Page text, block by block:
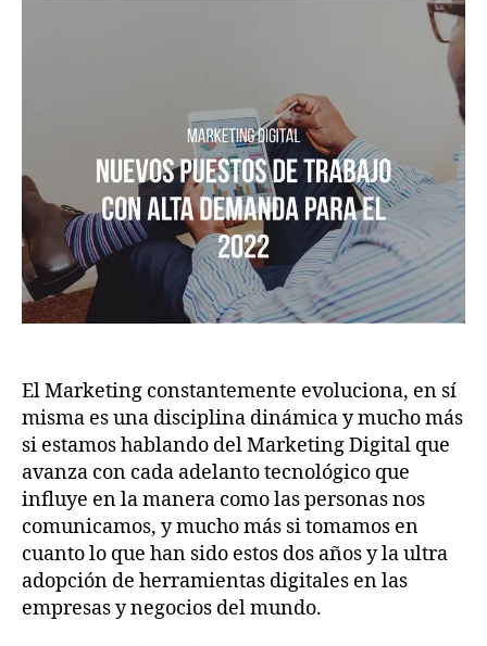
El Marketing constantemente evoluciona, en sí
misma es una disciplina dinámica y mucho más
si estamos hablando del Marketing Digital que
avanza con cada adelanto tecnológico que
influye en la manera como las personas nos
comunicamos, y mucho más si tomamos en
cuanto lo que han sido estos dos años y la ultra
adopción de herramientas digitales en las
empresas y negocios del mundo.